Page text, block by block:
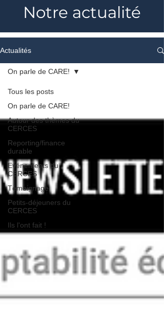
Notre actualité
Actualités
Tous les posts
On parle de CARE!
Autour des thèmes du
CERCES
Reporting/finance
durable
Evénements du
CERCES
Témoignage
Petits-déjeuners du
CERCES
Ils l'ont fait !
On parle de CARE!